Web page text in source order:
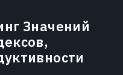
Значений